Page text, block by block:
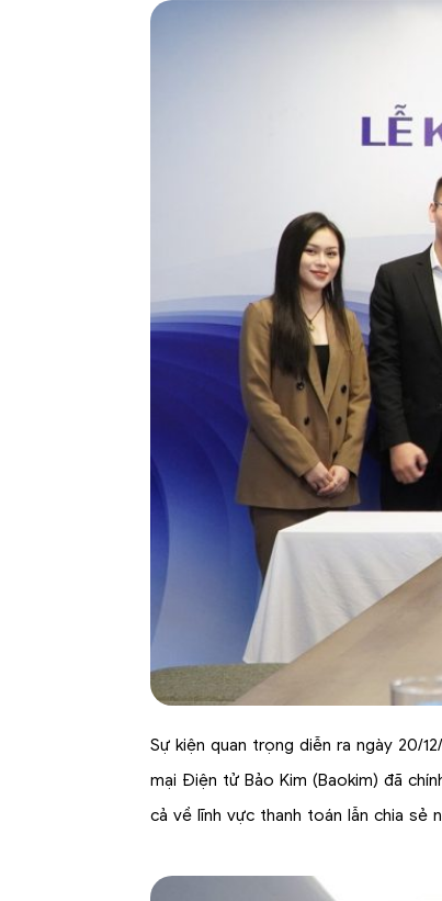
Sự kiện quan trọng diễn ra ngày 20/
mại Điện tử Bảo Kim (Baokim) đã
cả về lĩnh vực thanh toán lẫn chia